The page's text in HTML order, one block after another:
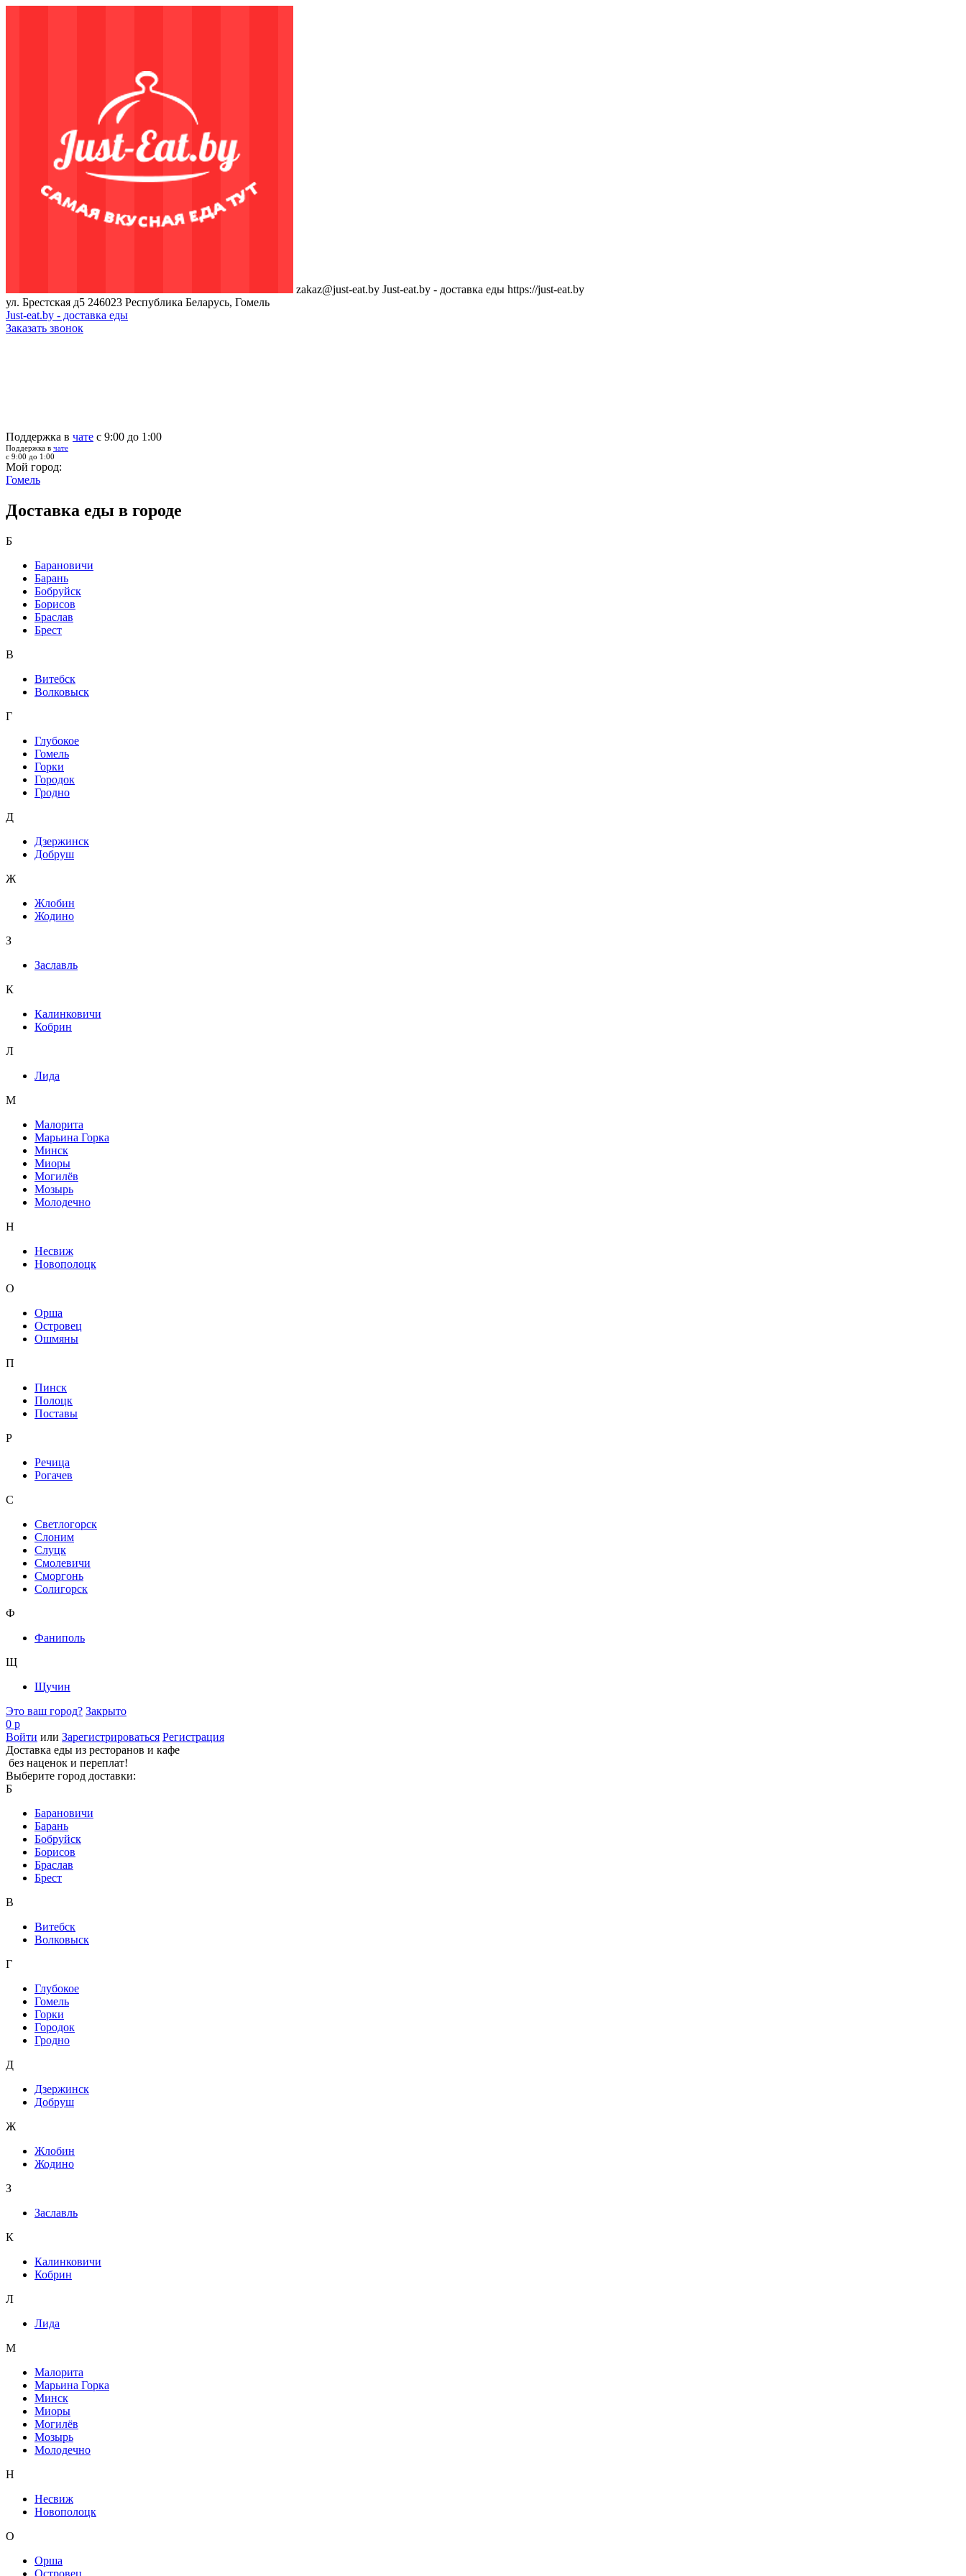
zakaz@just-eat.by Just-eat.by - доставка еды https://just-eat.by
ул. Брестская д5 246023 Республика Беларусь, Гомель
Just-eat.by - доставка еды
Заказать звонок
Поддержка в чате с 9:00 до 1:00
Поддержка в чате
с 9:00 до 1:00
Мой город:
Гомель
Доставка еды в городе
Б
Барановичи
Барань
Бобруйск
Борисов
Браслав
Брест
В
Витебск
Волковыск
Г
Глубокое
Гомель
Горки
Городок
Гродно
Д
Дзержинск
Добруш
Ж
Жлобин
Жодино
З
Заславль
К
Калинковичи
Кобрин
Л
Лида
М
Малорита
Марьина Горка
Минск
Миоры
Могилёв
Мозырь
Молодечно
Н
Несвиж
Новополоцк
О
Орша
Островец
Ошмяны
П
Пинск
Полоцк
Поставы
Р
Речица
Рогачев
С
Светлогорск
Слоним
Слуцк
Смолевичи
Сморгонь
Солигорск
Ф
Фаниполь
Щ
Щучин
Это ваш город? Закрыто
0 р
Войти или Зарегистрироваться Регистрация
Доставка еды из ресторанов и кафе
без наценок и переплат!
Выберите город доставки:
Б
Барановичи
Барань
Бобруйск
Борисов
Браслав
Брест
В
Витебск
Волковыск
Г
Глубокое
Гомель
Горки
Городок
Гродно
Д
Дзержинск
Добруш
Ж
Жлобин
Жодино
З
Заславль
К
Калинковичи
Кобрин
Л
Лида
М
Малорита
Марьина Горка
Минск
Миоры
Могилёв
Мозырь
Молодечно
Н
Несвиж
Новополоцк
О
Орша
Островец